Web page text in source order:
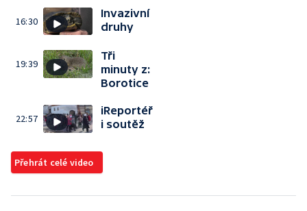
16:30
Invazivní
druhy
19:39
Tři
minuty z:
Borotice
22:57
iReportéř
i soutěž
Přehrát celé video